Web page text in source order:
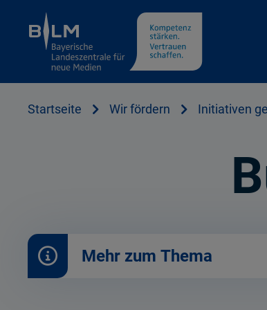
Cookie Hinweis
Startseite Wir fördern Initiativen
Mehr zum Thema